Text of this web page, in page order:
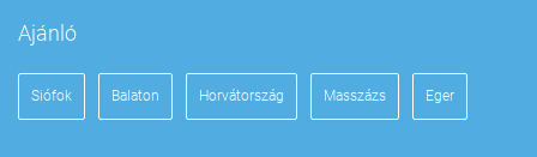
Ajánló
Siófok Balaton Horvátország Masszázs Eger